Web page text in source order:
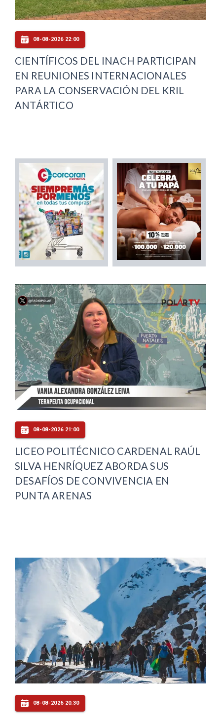
08-08-2026 22:00
CIENTÍFICOS DEL INACH PARTICIPAN
EN REUNIONES INTERNACIONALES
PARA LA CONSERVACIÓN DEL KRIL
ANTÁRTICO
08-08-2026 21:00
LICEO POLITÉCNICO CARDENAL RAÚL
SILVA HENRÍQUEZ ABORDA SUS
DESAFÍOS DE CONVIVENCIA EN
PUNTA ARENAS
08-08-2026 20:30